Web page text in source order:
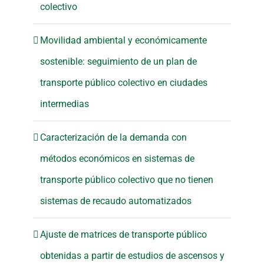
colectivo
Movilidad ambiental y económicamente
sostenible: seguimiento de un plan de
transporte público colectivo en ciudades
intermedias
Caracterización de la demanda con
métodos económicos en sistemas de
transporte público colectivo que no tienen
sistemas de recaudo automatizados
Ajuste de matrices de transporte público
obtenidas a partir de estudios de ascensos y